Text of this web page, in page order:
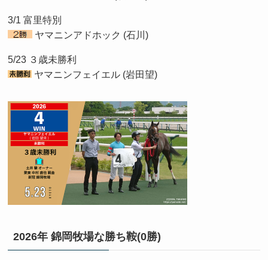
3/1 富里特別
ヤマニンアドホック (石川)
5/23 ３歳未勝利
ヤマニンフェイエル (岩田望)
2026年 錦岡牧場な勝ち鞍(0勝)